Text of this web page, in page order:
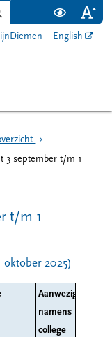
English
3 september t/m 1
t/m 1
2025)
Aanwezig
namens het
college